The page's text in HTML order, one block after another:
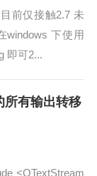
前仅接触2.7 未
windows 下使用
即可2...
所有输出转移
<QTextStream